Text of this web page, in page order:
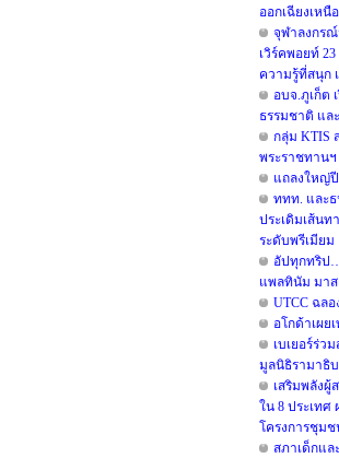
ออกเฉียงเหนือ
จุฬาลงกร
เวิร์คพอยท์
ความรู้ที่สนุก
อบจ.ภูเก็ต
ธรรมชาติ แล
กลุ่ม KTIS
พระราชทานฯ
แถลงใหญ่ปี
ททท. และธ
ประเดิมเส้นท
ระดับพรีเมียม
อัปทุกทริป…
แพลทินัม มาส
UTCC ฉลอ
อโกด้าเผย
เบเยอร์ร่ว
มูลนิธิรามาธิ
เสริมพลัง
ใน 8 ประเทศ
โครงการชุมช
สภาเด็กแล